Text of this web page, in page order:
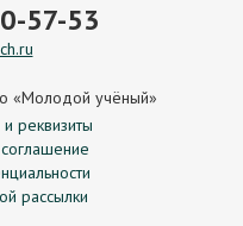
57-53
«Молодой учёный»
реквизиты
рассылки